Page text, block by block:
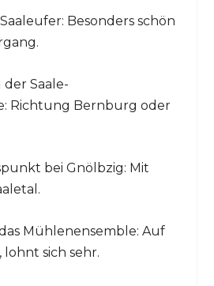
Besonders schön
Saale-
Richtung Bernburg oder
bei Gnölbzig: Mit
Mühlenensemble: Auf
sich sehr.